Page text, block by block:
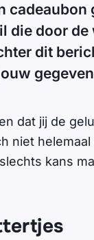
die door
dit
dat jij de
niet
kans